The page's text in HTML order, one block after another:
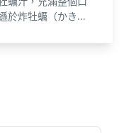
於炸牡蠣（かき...